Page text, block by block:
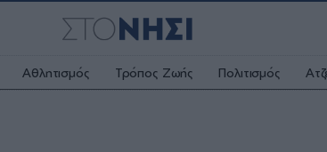
Αθλητισμός Τρόπος Ζωής Πολιτισμός